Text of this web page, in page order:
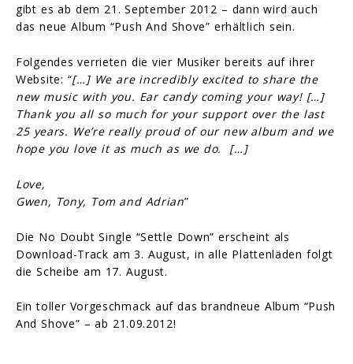
gibt es ab dem 21. September 2012 – dann wird auch
das neue Album “Push And Shove” erhältlich sein.
Folgendes verrieten die vier Musiker bereits auf ihrer
Website: “[…] We are incredibly excited to share the
new music with you. Ear candy coming your way! […]
Thank you all so much for your support over the last
25 years. We’re really proud of our new album and we
hope you love it as much as we do. […]
Love,
Gwen, Tony, Tom and Adrian”
Die No Doubt Single “Settle Down” erscheint als
Download-Track am 3. August, in alle Plattenläden folgt
die Scheibe am 17. August.
Ein toller Vorgeschmack auf das brandneue Album “Push
And Shove” – ab 21.09.2012!